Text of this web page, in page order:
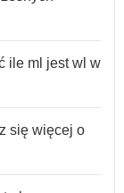
ile ml jest wl w
się więcej o